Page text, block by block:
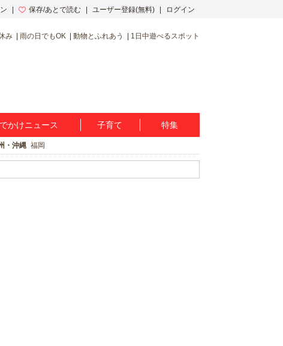
保存/あとで読む ユーザー登録(無料) ログイン
み 雨の日でもOK 動物とふれあう 1日中遊べるスポット
かけニュース 子育て 特集
・沖縄 福岡